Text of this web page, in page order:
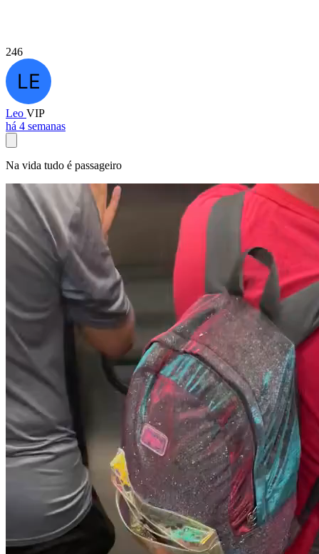
246
Leo VIP
há 4 semanas
Na vida tudo é passageiro